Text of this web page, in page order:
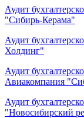
Аудит
"Сибирь-Керама"
Аудит
Холдинг"
Аудит
Авиакомпания
Аудит
"Новосибирский